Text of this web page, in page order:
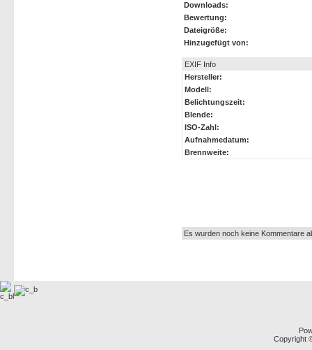
Downloads:
Bewertung:
Dateigröße:
Hinzugefügt von:
EXIF Info
Hersteller:
Modell:
Belichtungszeit:
Blende:
ISO-Zahl:
Aufnahmedatum:
Brennweite:
Es wurden noch keine Kommentare
Copyright